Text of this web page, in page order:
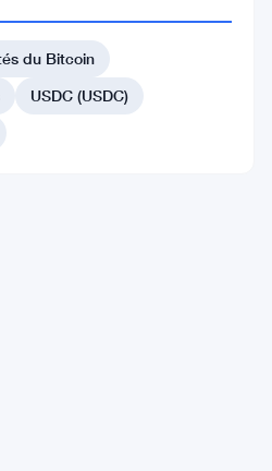
du Bitcoin
USDC (USDC)